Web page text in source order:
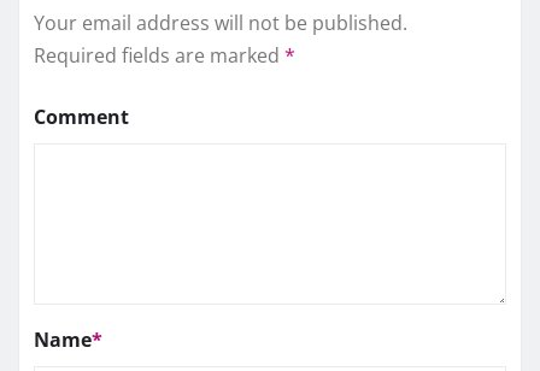
Your email address will not be published.
Required fields are marked *
Comment
Name*